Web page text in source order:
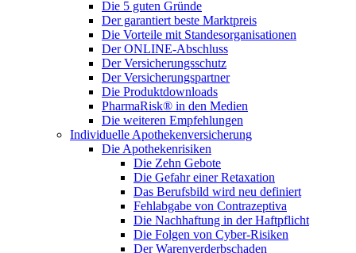
Die 5 guten Gründe
Der garantiert beste Marktpreis
Die Vorteile mit Standesorganisationen
Der ONLINE-Abschluss
Der Versicherungsschutz
Der Versicherungspartner
Die Produktdownloads
PharmaRisk® in den Medien
Die weiteren Empfehlungen
Individuelle Apothekenversicherung
Die Apothekenrisiken
Die Zehn Gebote
Die Gefahr einer Retaxation
Das Berufsbild wird neu definiert
Fehlabgabe von Contrazeptiva
Die Nachhaftung in der Haftpflicht
Die Folgen von Cyber-Risiken
Der Warenverderbschaden